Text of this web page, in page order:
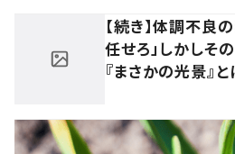
【続き】体調不良
任せろ」しかしそ
『まさかの光景』